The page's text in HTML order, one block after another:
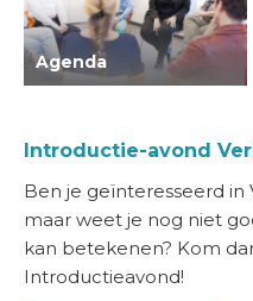
Agenda
Introductie-avond
Ben je geïnteresseerd
maar weet je nog niet
kan betekenen? Kom
Introductieavond!